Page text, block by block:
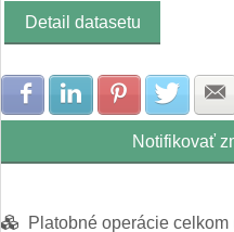
Detail datasetu
Zdielať na Facebook
Zdielať na
Zdielať
Notifikovať
Platobné operácie celkom